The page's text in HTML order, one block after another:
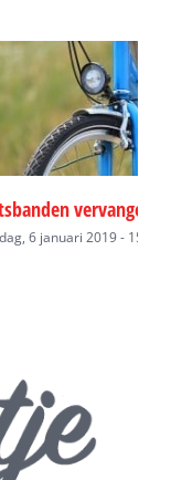
vervangen
2019 - 15:14